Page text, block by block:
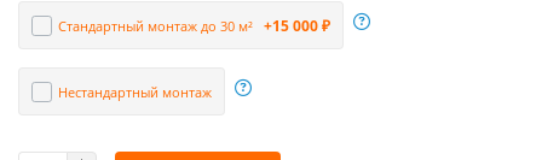
Стандартный монтаж до 30 м² +15 000 ₽
Нестандартный монтаж